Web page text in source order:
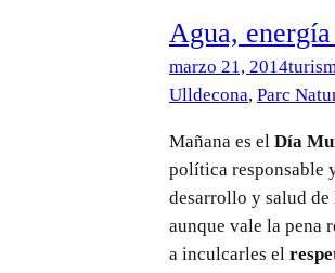
DE
LA
Agua,
marzo 21, 2014
Ulldecona, Parc
Mañana es el Día
política responsable
desarrollo y salud de
aunque vale la pena
a inculcarles el